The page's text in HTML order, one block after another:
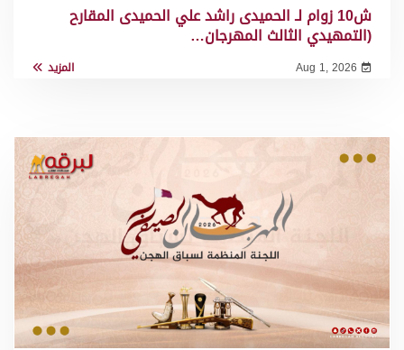
ش10 زوام لـ الحميدى راشد علي الحميدى المقارح
(التمهيدي الثالث المهرجان…
Aug 1, 2026 المزيد